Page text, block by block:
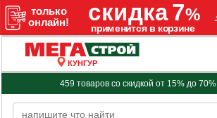
КУНГУР
459 товаров со скидкой от 15% до 70%